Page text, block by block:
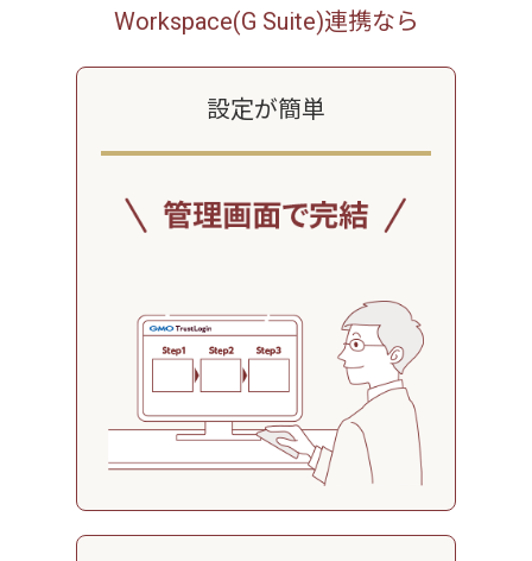
Workspace(G Suite)連携なら
設定が簡単